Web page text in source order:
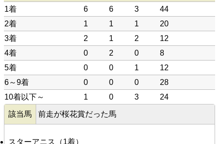
1着
6 6 3
44
2着
1 1 1
20
3着
2 1 2
12
4着
0 2 0
8
5着
0 0 1
12
6～9着
0 0 0
28
10着以下～
1 0 3 24
該当馬 前走が桜花賞だった馬
スターアニス（1着）